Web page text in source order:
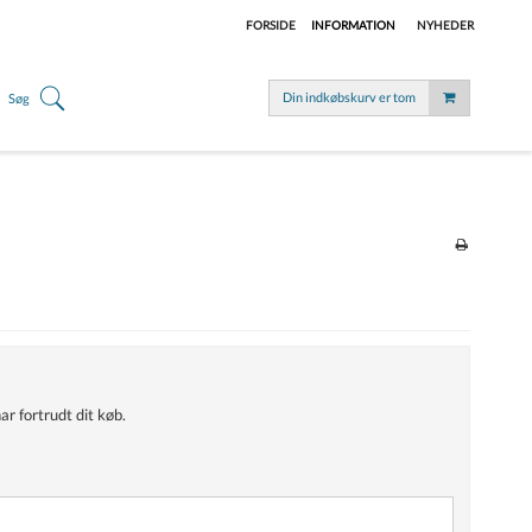
FORSIDE INFORMATION NYHEDER
Søg Din indkøbskurv er tom
fortrudt dit køb.